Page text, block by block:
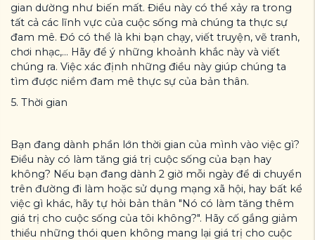
gian dường như biến mất. Điều này có thể xảy ra trong
tất cả các lĩnh vực của cuộc sống mà chúng ta thực sự
đam mê. Đó có thể là khi bạn chạy, viết truyện, vẽ tranh,
chơi nhạc,... Hãy để ý những khoảnh khắc này và viết
chúng ra. Việc xác định những điều này giúp chúng ta
tìm được niềm đam mê thực sự của bản thân.
5. Thời gian
Bạn đang dành phần lớn thời gian của mình vào việc gì?
Điều này có làm tăng giá trị cuộc sống của bạn hay
không? Nếu bạn đang dành 2 giờ mỗi ngày để di chuyển
trên đường đi làm hoặc sử dụng mạng xã hội, hay bất kể
việc gì khác, hãy tự hỏi bản thân "Nó có làm tăng thêm
giá trị cho cuộc sống của tôi không?". Hãy cố gắng giảm
thiểu những thói quen không mang lại giá trị cho cuộc